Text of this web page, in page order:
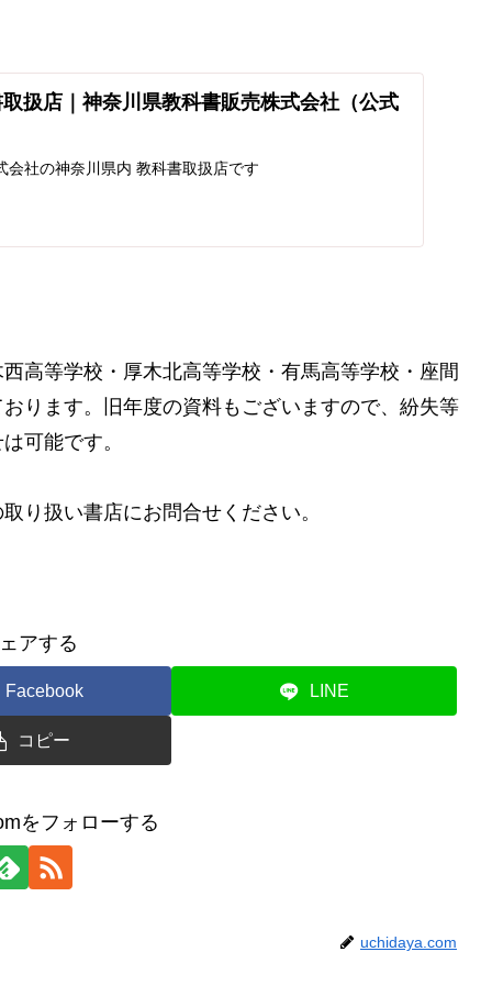
扱店｜神奈川県教科書販売株式会社（公式
会社の神奈川県内 教科書取扱店です
高等学校・厚木北高等学校・有馬高等学校・座間
ります。旧年度の資料もございますので、紛失等
可能です。
り扱い書店にお問合せください。
アする
Facebook LINE
コピー
をフォローする
uchidaya.com